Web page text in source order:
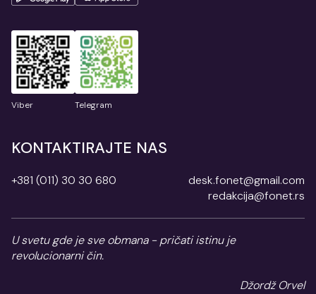
Viber Telegram
KONTAKTIRAJTE NAS
+381 (011) 30 30 680
desk.fonet@gmail.com
redakcija@fonet.rs
U svetu gde je sve obmana - pričati istinu je
revolucionarni čin.
Džordž Orvel